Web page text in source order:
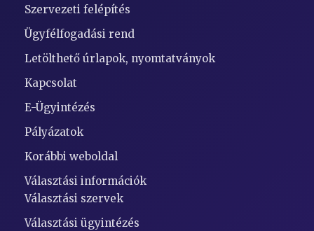
Szervezeti felépítés
Ügyfélfogadási rend
Letölthető úrlapok, nyomtatványok
Kapcsolat
E-Ügyintézés
Pályázatok
Korábbi weboldal
Választási információk
Választási szervek
Választási ügyintézés